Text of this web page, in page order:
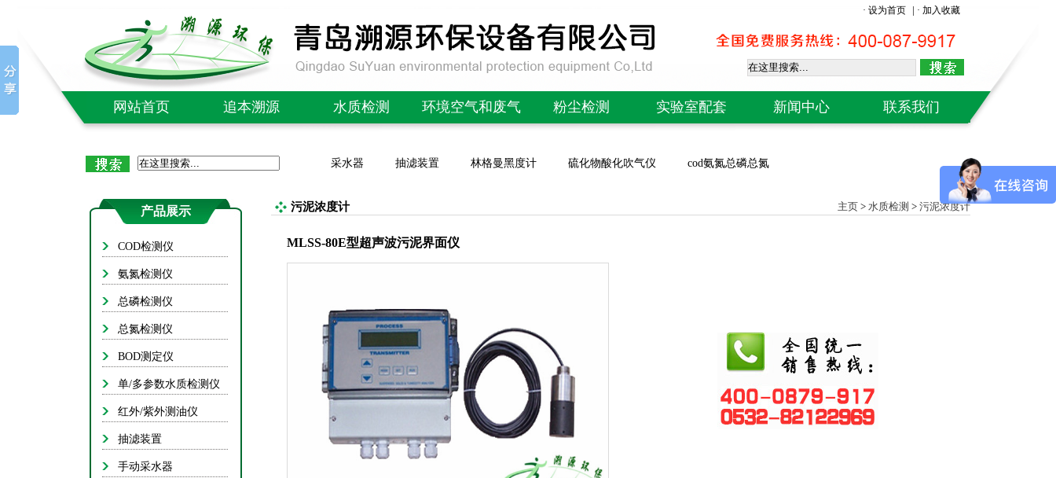
· 设为首页 | · 加入收藏
网站首页 追本溯源
企业文化
水质检测
氨氮检测仪
总磷检测仪
BOD测定仪
红外/紫外测油仪
抽滤装置
手动采水器
自动水质采样器
COD消解器
环境空气和废气
微生物采样器
便携式气体分析仪
颗粒物采样器
综合大气颗粒物采样器
烟尘烟气采样系列
挥发性有机物采样器
粉尘检测
在线粉尘检测仪
便携式管道粉尘检测仪
实验室配套
电导率仪
新闻中心 联系我们
采水器 抽滤装置 林格曼黑度计 硫化物酸化吹气仪 cod氨氮总磷总氮
产品展示
COD检测仪
氨氮检测仪
总磷检测仪
总氮检测仪
BOD测定仪
单/多参数水质检测仪
红外/紫外测油仪
抽滤装置
手动采水器
污泥浓度计 主页 > 水质检测 > 污泥浓度计
MLSS-80E型超声波污泥界面仪